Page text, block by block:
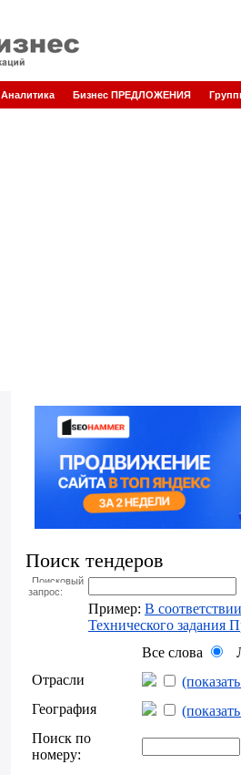
Аналитика Бизнес ПРЕДЛОЖЕНИЯ
Поиск тендеров
Поисковый
запрос:
Пример: В
Технического задания
Все слова
Отрасли
География
Поиск по
номеру: